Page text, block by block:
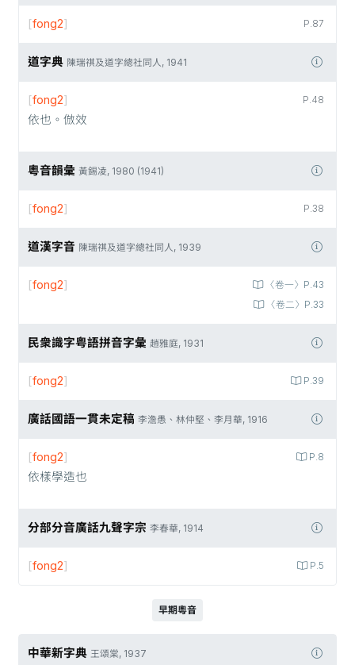
P.87
[fong2]
道字典 陳瑞祺及道字總社同人, 1941
P.48
[fong2]
依也。倣效
粵音韻彙 黃錫凌, 1980 (1941)
P.38
[fong2]
道漢字音 陳瑞祺及道字總社同人, 1939
〈卷一〉P.43
〈卷二〉P.33
[fong2]
民衆識字粤語拼音字彙 趙雅庭, 1931
P.39
[fong2]
廣話國語一貫未定稿 李澹愚、林仲堅、李月華, 1916
P.8
[fong2]
依樣學造也
分部分音廣話九聲字宗 李春華, 1914
P.5
[fong2]
早期粵音
中華新字典 王頌棠, 1937